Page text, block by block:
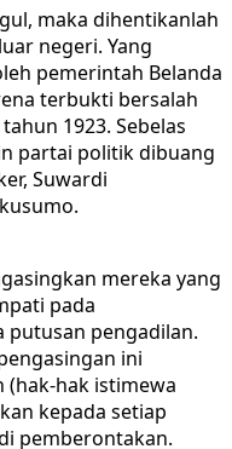
maka dihentikanlah
negeri. Yang
pemerintah Belanda
terbukti bersalah
1923. Sebelas
partai politik dibuang
Suwardi
mereka yang
pada
putusan pengadilan.
ini
hak istimewa
kepada setiap
pemberontakan.